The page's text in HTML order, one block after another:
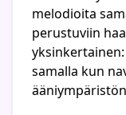
melodioita
perustuviin
samalla kun